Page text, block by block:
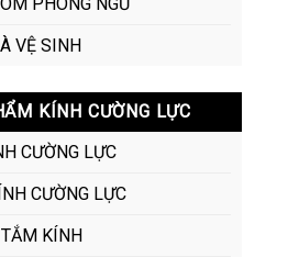
VỆ SINH
KÍNH CƯỜNG LỰC
CƯỜNG LỰC
CƯỜNG LỰC
KÍNH